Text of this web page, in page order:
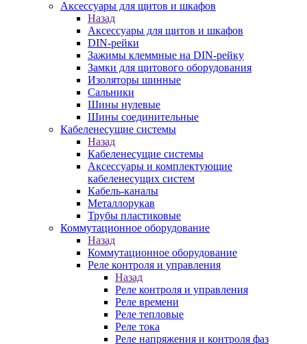
Аксессуары для щитов и шкафов
Назад
Аксессуары для щитов и шкафов
DIN-рейки
Зажимы клеммные на DIN-рейку
Замки для щитового оборудования
Изоляторы шинные
Сальники
Шины нулевые
Шины соединительные
Кабеленесущие системы
Назад
Кабеленесущие системы
Аксессуары и комплектующие
кабеленесущих систем
Кабель-каналы
Металлорукав
Трубы пластиковые
Коммутационное оборудование
Назад
Коммутационное оборудование
Реле контроля и управления
Назад
Реле контроля и управления
Реле времени
Реле тепловые
Реле тока
Реле напряжения и контроля фаз